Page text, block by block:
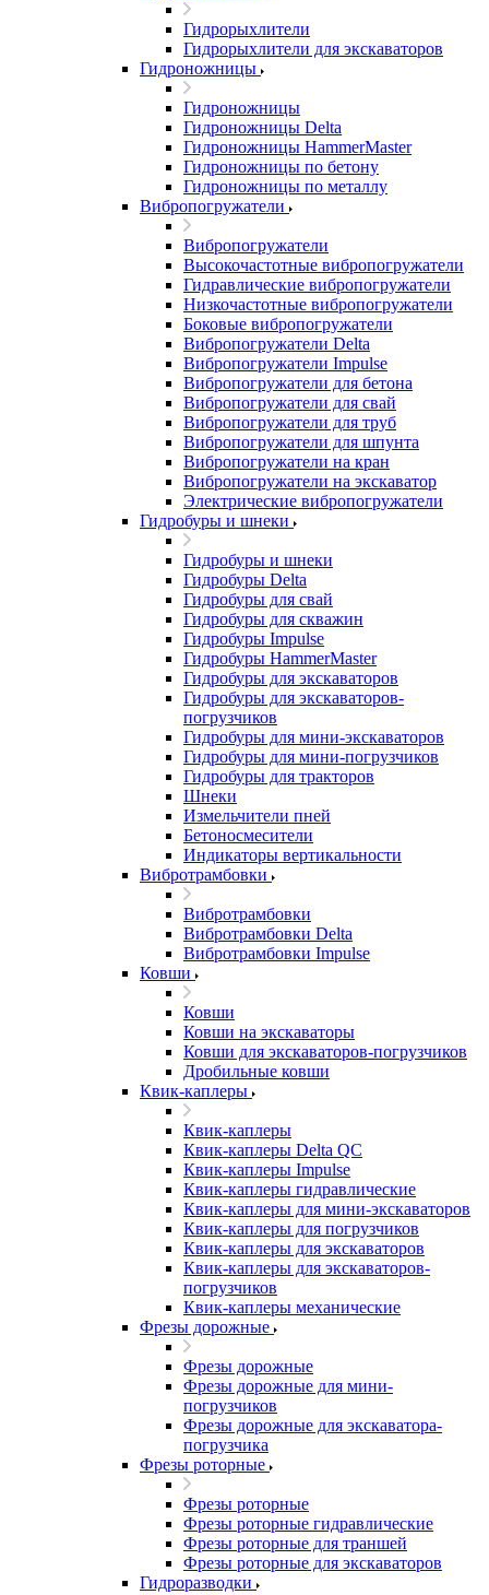
Гидрорыхлители
Гидрорыхлители для экскаваторов
Гидроножницы
Гидроножницы
Гидроножницы Delta
Гидроножницы HammerMaster
Гидроножницы по бетону
Гидроножницы по металлу
Вибропогружатели
Вибропогружатели
Высокочастотные вибропогружатели
Гидравлические вибропогружатели
Низкочастотные вибропогружатели
Боковые вибропогружатели
Вибропогружатели Delta
Вибропогружатели Impulse
Вибропогружатели для бетона
Вибропогружатели для свай
Вибропогружатели для труб
Вибропогружатели для шпунта
Вибропогружатели на кран
Вибропогружатели на экскаватор
Электрические вибропогружатели
Гидробуры и шнеки
Гидробуры и шнеки
Гидробуры Delta
Гидробуры для свай
Гидробуры для скважин
Гидробуры Impulse
Гидробуры HammerMaster
Гидробуры для экскаваторов
Гидробуры для экскаваторов-
погрузчиков
Гидробуры для мини-экскаваторов
Гидробуры для мини-погрузчиков
Гидробуры для тракторов
Шнеки
Измельчители пней
Бетоносмесители
Индикаторы вертикальности
Вибротрамбовки
Вибротрамбовки
Вибротрамбовки Delta
Вибротрамбовки Impulse
Ковши
Ковши
Ковши на экскаваторы
Ковши для экскаваторов-погрузчиков
Дробильные ковши
Квик-каплеры
Квик-каплеры
Квик-каплеры Delta QC
Квик-каплеры Impulse
Квик-каплеры гидравлические
Квик-каплеры для мини-экскаваторов
Квик-каплеры для погрузчиков
Квик-каплеры для экскаваторов
Квик-каплеры для экскаваторов-
погрузчиков
Квик-каплеры механические
Фрезы дорожные
Фрезы дорожные
Фрезы дорожные для мини-
погрузчиков
Фрезы дорожные для экскаватора-
погрузчика
Фрезы роторные
Фрезы роторные
Фрезы роторные гидравлические
Фрезы роторные для траншей
Фрезы роторные для экскаваторов
Гидроразводки